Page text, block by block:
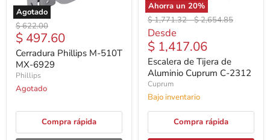
Agotado
Precio
original
$ 622.00
Precio
actual
$ 497.60
Cerradura Phillips M-510T
MX-6929
Phillips
Agotado
Compra rápida
Ahorra un 20%
Precio
original
$ 1,771.32-Precio
$ 2,654.85
Desde
$ 1,417.06
Escalera de Tijera de
Aluminio Cuprum C-2312
Cuprum
Bajo inventario
Compra rápida